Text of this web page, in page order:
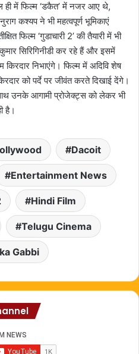
ही में फिल्म ‘डकैत’ में नजर आए थे,
कश्यप ने भी महत्वपूर्ण भूमिकाएं
फिल्म ‘गुडाचारी 2’ की तैयारी में भी
सिरिगिनीडी कर रहे हैं और इसमें
किरदार निभाएंगे। फिल्म में अदिवि शेष
को पर्दे पर जीवंत करते दिखाई देंगे।
उनके आगामी प्रोजेक्ट्स को लेकर भी
है।
Dacoit
Entertainment News
Hindi Film
Telugu Cinema
Gabbi